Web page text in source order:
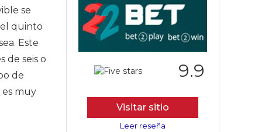
se
quinto
Este
de seis o
de
es muy
9.9
Visitar sitio
Leer reseña